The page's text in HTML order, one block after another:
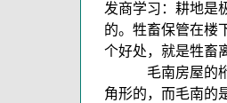
发商学习：耕地是
的。牲畜保管在楼
个好处，就是牲畜
毛南房屋的桁架
角形的，而毛南的